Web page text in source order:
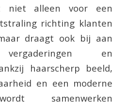
niet alleen voor een
richting klanten
draagt ook bij aan
vergaderingen en
haarscherp beeld,
en een moderne
samenwerken